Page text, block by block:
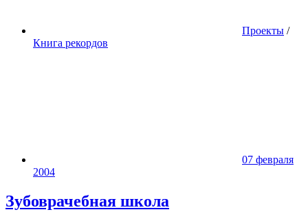
Проекты /
Книга рекордов
07 февраля
2004
Зубоврачебная школа